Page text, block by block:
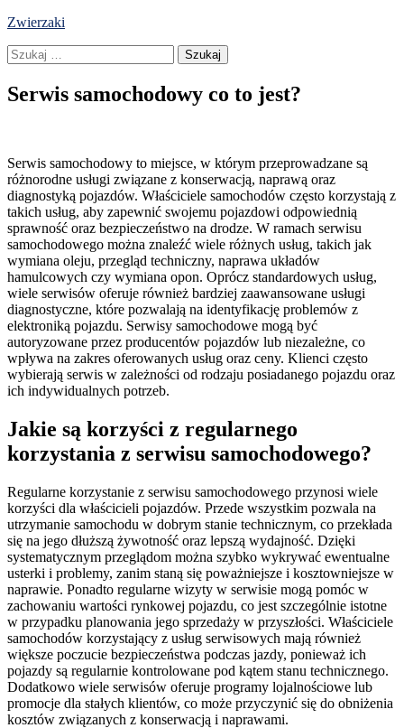
Skip
content
Zwierzaki
Szukaj:
Serwis samochodowy co to jest?
Serwis samochodowy to miejsce, w którym przeprowadzane są
różnorodne usługi związane z konserwacją, naprawą oraz
diagnostyką pojazdów. Właściciele samochodów często korzystają z
takich usług, aby zapewnić swojemu pojazdowi odpowiednią
sprawność oraz bezpieczeństwo na drodze. W ramach serwisu
samochodowego można znaleźć wiele różnych usług, takich jak
wymiana oleju, przegląd techniczny, naprawa układów
hamulcowych czy wymiana opon. Oprócz standardowych usług,
wiele serwisów oferuje również bardziej zaawansowane usługi
diagnostyczne, które pozwalają na identyfikację problemów z
elektroniką pojazdu. Serwisy samochodowe mogą być
autoryzowane przez producentów pojazdów lub niezależne, co
wpływa na zakres oferowanych usług oraz ceny. Klienci często
wybierają serwis w zależności od rodzaju posiadanego pojazdu oraz
ich indywidualnych potrzeb.
Jakie są korzyści z regularnego
korzystania z serwisu samochodowego?
Regularne korzystanie z serwisu samochodowego przynosi wiele
korzyści dla właścicieli pojazdów. Przede wszystkim pozwala na
utrzymanie samochodu w dobrym stanie technicznym, co przekłada
się na jego dłuższą żywotność oraz lepszą wydajność. Dzięki
systematycznym przeglądom można szybko wykrywać ewentualne
usterki i problemy, zanim staną się poważniejsze i kosztowniejsze w
naprawie. Ponadto regularne wizyty w serwisie mogą pomóc w
zachowaniu wartości rynkowej pojazdu, co jest szczególnie istotne
w przypadku planowania jego sprzedaży w przyszłości. Właściciele
samochodów korzystający z usług serwisowych mają również
większe poczucie bezpieczeństwa podczas jazdy, ponieważ ich
pojazdy są regularnie kontrolowane pod kątem stanu technicznego.
Dodatkowo wiele serwisów oferuje programy lojalnościowe lub
promocje dla stałych klientów, co może przyczynić się do obniżenia
kosztów związanych z konserwacją i naprawami.